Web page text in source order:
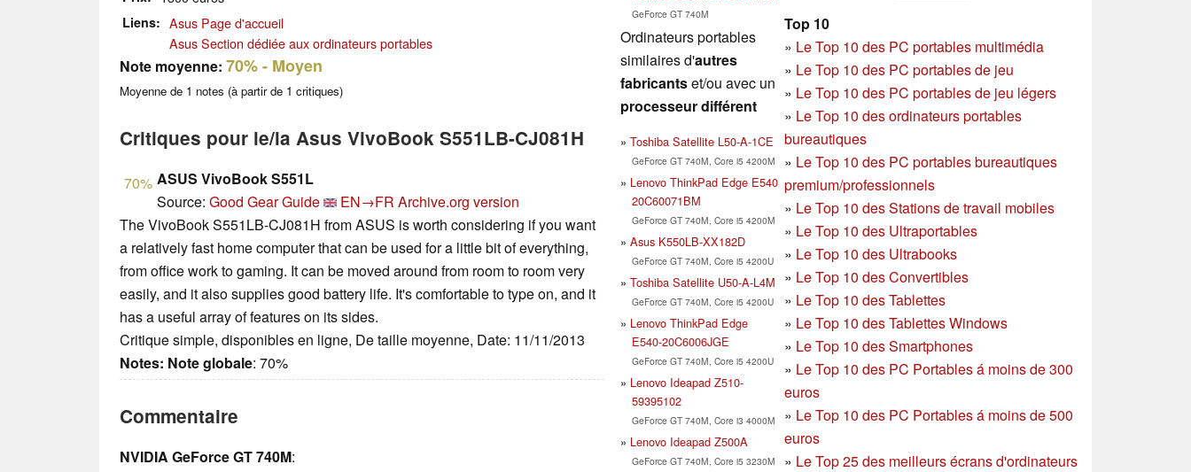
Liens
Asus Page d'accueil
Asus Section dédiée aux ordinateurs portables
Note moyenne: 70%- Moyen
Moyenne de 1 notes (à partir de 1 critiques)
Critiques pour le/la Asus VivoBook S551LB-CJ081H
70% ASUS VivoBook S551L
Source: Good Gear Guide EN→FR Archive.org version
The VivoBook S551LB-CJ081H from ASUS is worth considering if you want
a relatively fast home computer that can be used for a little bit of everything,
from office work to gaming. It can be moved around from room to room very
easily, and it also supplies good battery life. It's comfortable to type on, and it
has a useful array of features on its sides.
Critique simple, disponibles en ligne, De taille moyenne, Date: 11/11/2013
Notes: Note globale: 70%
Commentaire
NVIDIA GeForce GT 740M:
GeForce GT 740M
Ordinateurs portables
similaires d'autres
fabricantset/ou avec un
processeur différent
Toshiba Satellite L50-A-1CE
GeForce GT 740M, Core i5 4200M
Lenovo ThinkPad Edge E540
20C60071BM
GeForce GT 740M, Core i5 4200M
Asus K550LB-XX182D
GeForce GT 740M, Core i5 4200U
Toshiba Satellite U50-A-L4M
GeForce GT 740M, Core i5 4200U
Lenovo ThinkPad Edge
E540-20C6006JGE
GeForce GT 740M, Core i5 4200U
Lenovo Ideapad Z510-
59395102
GeForce GT 740M, Core i3 4000M
Lenovo Ideapad Z500A
GeForce GT 740M, Core i5 3230M
Top 10
» Le Top 10 des PC portables multimédia
» Le Top 10 des PC portables de jeu
» Le Top 10 des PC portables de jeu légers
» Le Top 10 des ordinateurs portables
bureautiques
» Le Top 10 des PC portables bureautiques
premium/professionnels
» Le Top 10 des Stations de travail mobiles
» Le Top 10 des Ultraportables
» Le Top 10 des Ultrabooks
» Le Top 10 des Convertibles
» Le Top 10 des Tablettes
» Le Top 10 des Tablettes Windows
» Le Top 10 des Smartphones
» Le Top 10 des PC Portables á moins de 300
euros
» Le Top 10 des PC Portables á moins de 500
euros
» Le Top 25 des meilleurs écrans d'ordinateurs